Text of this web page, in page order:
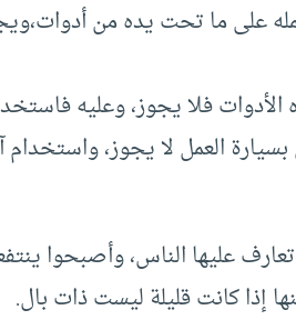
على ما تحت يده من
الأدوات فلا يجوز، وعليه
العمل لا يجوز،
عليها الناس، وأصبحوا
إذا كانت قليلة ليست ذات بال.